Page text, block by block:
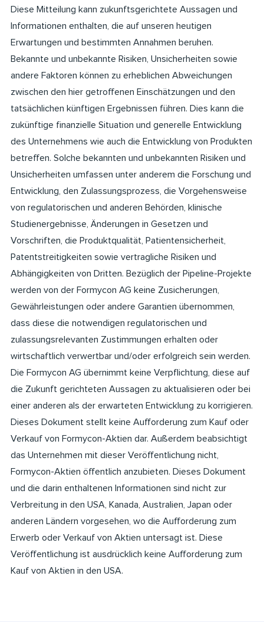
Diese Mitteilung kann zukunftsgerichtete Aussagen und
Informationen enthalten, die auf unseren heutigen
Erwartungen und bestimmten Annahmen beruhen.
Bekannte und unbekannte Risiken, Unsicherheiten sowie
andere Faktoren können zu erheblichen Abweichungen
zwischen den hier getroffenen Einschätzungen und den
tatsächlichen künftigen Ergebnissen führen. Dies kann die
zukünftige finanzielle Situation und generelle Entwicklung
des Unternehmens wie auch die Entwicklung von Produkten
betreffen. Solche bekannten und unbekannten Risiken und
Unsicherheiten umfassen unter anderem die Forschung und
Entwicklung, den Zulassungsprozess, die Vorgehensweise
von regulatorischen und anderen Behörden, klinische
Studienergebnisse, Änderungen in Gesetzen und
Vorschriften, die Produktqualität, Patientensicherheit,
Patentstreitigkeiten sowie vertragliche Risiken und
Abhängigkeiten von Dritten. Bezüglich der Pipeline-Projekte
werden von der Formycon AG keine Zusicherungen,
Gewährleistungen oder andere Garantien übernommen,
dass diese die notwendigen regulatorischen und
zulassungsrelevanten Zustimmungen erhalten oder
wirtschaftlich verwertbar und/oder erfolgreich sein werden.
Die Formycon AG übernimmt keine Verpflichtung, diese auf
die Zukunft gerichteten Aussagen zu aktualisieren oder bei
einer anderen als der erwarteten Entwicklung zu korrigieren.
Dieses Dokument stellt keine Aufforderung zum Kauf oder
Verkauf von Formycon-Aktien dar. Außerdem beabsichtigt
das Unternehmen mit dieser Veröffentlichung nicht,
Formycon-Aktien öffentlich anzubieten. Dieses Dokument
und die darin enthaltenen Informationen sind nicht zur
Verbreitung in den USA, Kanada, Australien, Japan oder
anderen Ländern vorgesehen, wo die Aufforderung zum
Erwerb oder Verkauf von Aktien untersagt ist. Diese
Veröffentlichung ist ausdrücklich keine Aufforderung zum
Kauf von Aktien in den USA.